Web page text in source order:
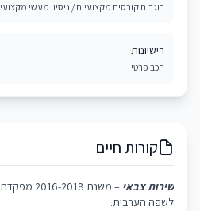
בוגר.ת קורסים מקצועיים / ניסיון מעשי מקצועי
רישיונות
רכב פרטי
קורות חיים
שירות צבאי
לשפה הערבית.